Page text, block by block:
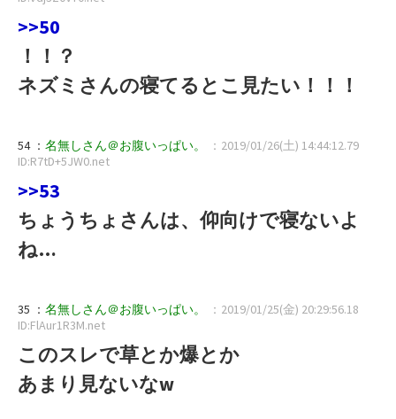
>>50
！！？
ネズミさんの寝てるとこ見たい！！！
54 ： 名無しさん＠お腹いっぱい。
：2019/01/26(土) 14:44:12.79
ID:R7tD+5JW0.net
>>53
ちょうちょさんは、仰向けで寝ないよ
ね…
35 ： 名無しさん＠お腹いっぱい。
：2019/01/25(金) 20:29:56.18
ID:FlAur1R3M.net
このスレで草とか爆とか
あまり見ないなw